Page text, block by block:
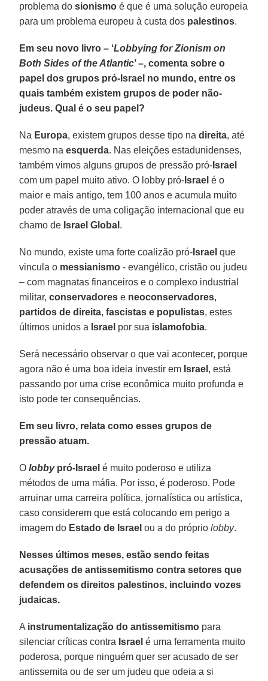
problema dosionismo é que é uma solução europeia
para um problema europeu à custa dos palestinos.
Em seu novo livro – ‘Lobbying for Zionism on
Both Sides of the Atlantic’ –, comenta sobre o
papel dos grupos pró-Israel no mundo, entre os
quais também existem grupos de poder não-
judeus. Qual é o seu papel?
Na Europa, existem grupos desse tipo nadireita, até
mesmo naesquerda. Nas eleições estadunidenses,
também vimos alguns grupos de pressão pró- Israel
com um papel muito ativo. O lobby pró- Israel é o
maior e mais antigo, tem 100 anos e acumula muito
poder através de uma coligação internacional que eu
chamo de Israel Global .
No mundo, existe uma forte coalizão pró- Israel que
vincula o messianismo - evangélico, cristão ou judeu
– com magnatas financeiros e o complexo industrial
militar,conservadores e neoconservadores,
partidos de direita,fascistas e populistas, estes
últimos unidos a Israel por sua islamofobia.
Será necessário observar o que vai acontecer, porque
agora não é uma boa ideia investir em Israel , está
passando por uma crise econômica muito profunda e
isto pode ter consequências.
Em seu livro, relata como esses grupos de
pressão atuam.
Olobbypró-Israel é muito poderoso e utiliza
métodos de uma máfia. Por isso, é poderoso. Pode
arruinar uma carreira política, jornalística ou artística,
caso considerem que está colocando em perigo a
imagem do Estado de Israel ou a do própriolobby.
Nesses últimos meses, estão sendo feitas
acusações de antissemitismo contra setores que
defendem os direitos palestinos, incluindo vozes
judaicas.
A instrumentalização do antissemitismo para
silenciar críticas contra Israel é uma ferramenta muito
poderosa, porque ninguém quer ser acusado de ser
antissemita ou de ser um judeu que odeia a si